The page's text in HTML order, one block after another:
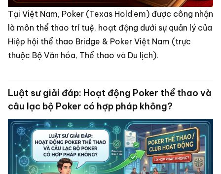
Tại Việt Nam, Poker (Texas Hold'em) được công nhận
là môn thể thao trí tuệ, hoạt động dưới sự quản lý của
Hiệp hội thể thao Bridge & Poker Việt Nam (trực
thuộc Bộ Văn hóa, Thể thao và Du lịch).
Luật sư giải đáp: Hoạt động Poker thể thao và
câu lạc bộ Poker có hợp pháp không?